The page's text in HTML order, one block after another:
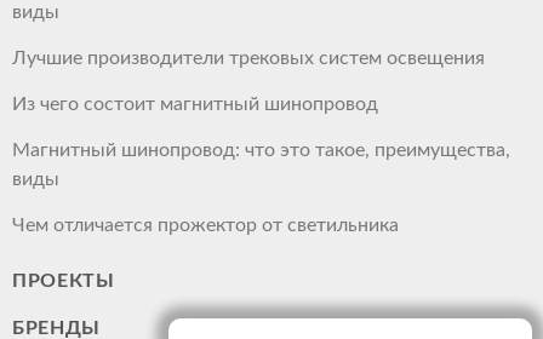
виды
Лучшие производители трековых систем освещения
Из чего состоит магнитный шинопровод
Магнитный шинопровод: что это такое, преимущества,
виды
Чем отличается прожектор от светильника
ПРОЕКТЫ
БРЕНДЫ